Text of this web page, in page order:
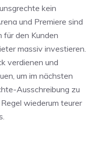
kein
und Premiere sind
für den Kunden
massiv investieren.
verdienen und
um im nächsten
Ausschreibung zu
wiederum teurer